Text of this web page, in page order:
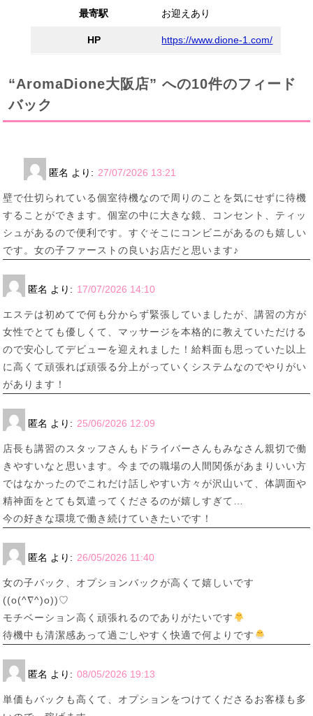
最寄駅 お迎えあり
HP https://www.dione-1.com/
“AromaDione大阪店” への10件のフィード
バック
匿名 より: 27/07/2026 13:21
壁で仕切られている個室待機なので周りのことを気にせずに待機
することができます。個室の中に大きな鏡、コンセント、ティッ
シュがあるので便利です。すぐそこにコンビニがあるのも嬉しい
です。女の子ファーストの良いお店だと思います♪
匿名 より: 17/07/2026 14:10
エステは初めてで何も分からず緊張していましたが、講習の方が
女性でとても優しくて、マッサージを本格的に教えていただける
ので安心してデビューを迎えれました！給料面も思っていた以上
に高くて頑張れば頑張る分上がっていくシステムなのでやりがい
があります！
匿名 より: 25/06/2026 12:09
店長も講習のスタッフさんもドライバーさんもみなさん親切で働
きやすいなと思います。今までの職場の人間関係があまりいい方
ではなかったのでこれだけ話しやすい方々が沢山いて、体調面や
精神面をとても気遣ってくださるのが嬉しすぎて…
今の好きな環境で働き続けていきたいです！
匿名 より: 26/05/2026 11:40
女の子バック、オプションバックが高くて嬉しいです
((o(^∇^)o))♡
モチベーション高く頑張れるのでありがたいです
待機中も清潔感あって過ごしやすく快適で何よりです
匿名 より: 08/05/2026 19:13
単価もバックも高くて、オプションをつけてくださるお客様も多